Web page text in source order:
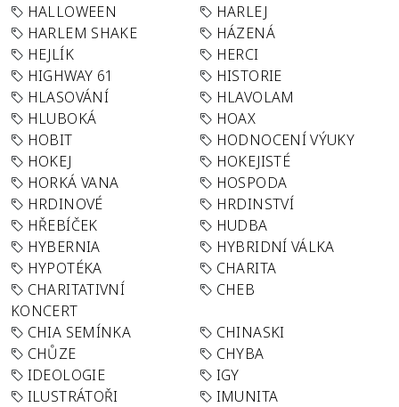
HALLOWEEN
HARLEJ
HARLEM SHAKE
HÁZENÁ
HEJLÍK
HERCI
HIGHWAY 61
HISTORIE
HLASOVÁNÍ
HLAVOLAM
HLUBOKÁ
HOAX
HOBIT
HODNOCENÍ VÝUKY
HOKEJ
HOKEJISTÉ
HORKÁ VANA
HOSPODA
HRDINOVÉ
HRDINSTVÍ
HŘEBÍČEK
HUDBA
HYBERNIA
HYBRIDNÍ VÁLKA
HYPOTÉKA
CHARITA
CHARITATIVNÍ
KONCERT
CHEB
CHIA SEMÍNKA
CHINASKI
CHŮZE
CHYBA
IDEOLOGIE
IGY
ILUSTRÁTOŘI
IMUNITA